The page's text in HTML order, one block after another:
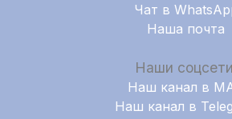
Чат в
Наша почта
Наши
Наш канал в
Наш канал в